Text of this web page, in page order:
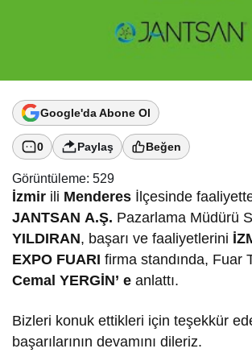
Google'da Abone Ol
0 Paylaş Beğen
Görüntüleme: 529
İzmir ili Menderes İlçesinde
JANTSAN A.Ş. Pazarlama Müdürü
YILDIRAN, başarı ve faaliyetlerini
EXPO FUARI firma standında, Fuar
Cemal YERGİN’ eanlattı.
Bizleri konuk ettikleri için teşekkür
başarılarının devamını dileriz.